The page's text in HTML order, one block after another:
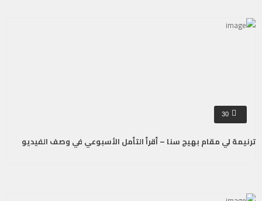
30
ترنيمة لي مقام بهيج سنا – أقرأ التأمل الأسبوعي في وصف الفيديو